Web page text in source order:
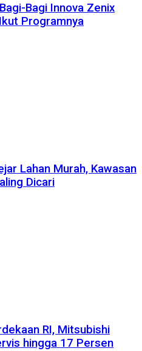
Bagi Innova Zenix
Programnya
Lahan Murah, Kawasan
Dicari
RI, Mitsubishi
hingga 17 Persen